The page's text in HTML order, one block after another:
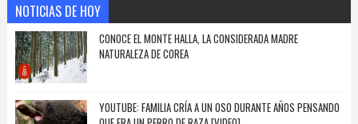
NOTICIAS DE HOY
CONOCE EL MONTE HALLA, LA CONSIDERADA MADRE
NATURALEZA DE COREA
YOUTUBE: FAMILIA CRÍA A UN OSO DURANTE AÑOS PENSANDO